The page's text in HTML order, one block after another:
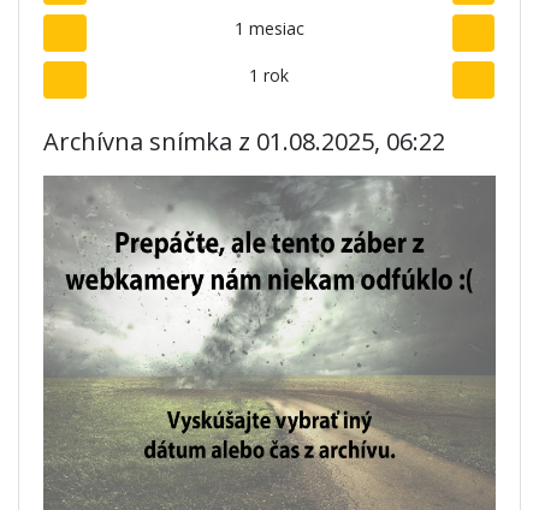
1 mesiac
1 rok
Archívna snímka z 01.08.2025, 06:22